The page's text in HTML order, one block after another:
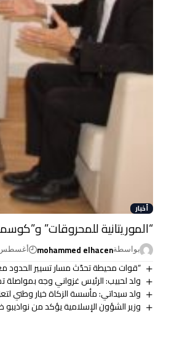
أخبار
“الموريتانية للمحروقات”
بواسطةmohammed elhacen أغسطس 5,
“قوات محیطة تحدّث مسار تسيير الحدود
ولد لحبيب: الرئيس غزواني وجه
ولد سيداتي: مأسسة الزكاة خيار وطني
وزير الشؤون الإسلامية يؤكد من